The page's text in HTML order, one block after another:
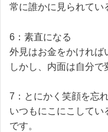
常に誰かに見られてい
6：素直になる
外見はお金をかければ
しかし、内面は自分で
7：とにかく笑顔を忘
いつもにこにこしてい
です。